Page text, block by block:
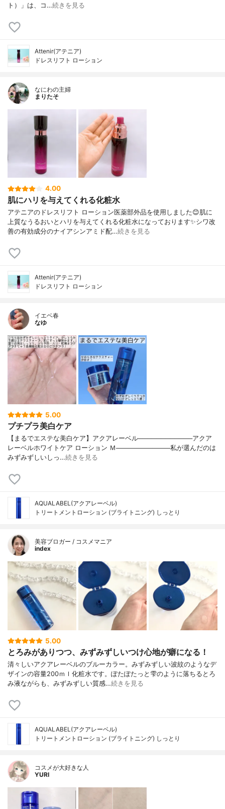
ト）」は、コ…続きを見る
Attenir(アテニア)
ドレスリフト ローション
なにわの主婦
まりたそ
4.00
肌にハリを与えてくれる化粧水
アテニアのドレスリフト ローション医薬部外品を使用しました😊肌に
上質なうるおいとハリを与えてくれる化粧水になっております✨シワ改
善の有効成分のナイアシンアミド配…続きを見る
Attenir(アテニア)
ドレスリフト ローション
イエベ春
なゆ
5.00
プチプラ美白ケア
【まるでエステな美白ケア】アクアレーベル────────────アクア
レーベルホワイトケア ローション Ｍ────────────私が選んだのは
みずみずしいしっ…続きを見る
AQUALABEL(アクアレーベル)
トリートメントローション (ブライトニング) しっとり
美容ブロガー / コスメマニア
index
5.00
とろみがありつつ、みずみずしいつけ心地が癖になる！
清々しいアクアレーベルのブルーカラー。みずみずしい波紋のようなデ
ザインの容量200ｍｌ化粧水です。ぽたぽたっと雫のように落ちるとろ
み液ながらも、みずみずしい質感…続きを見る
AQUALABEL(アクアレーベル)
トリートメントローション (ブライトニング) しっとり
コスメが大好きな人
YURI